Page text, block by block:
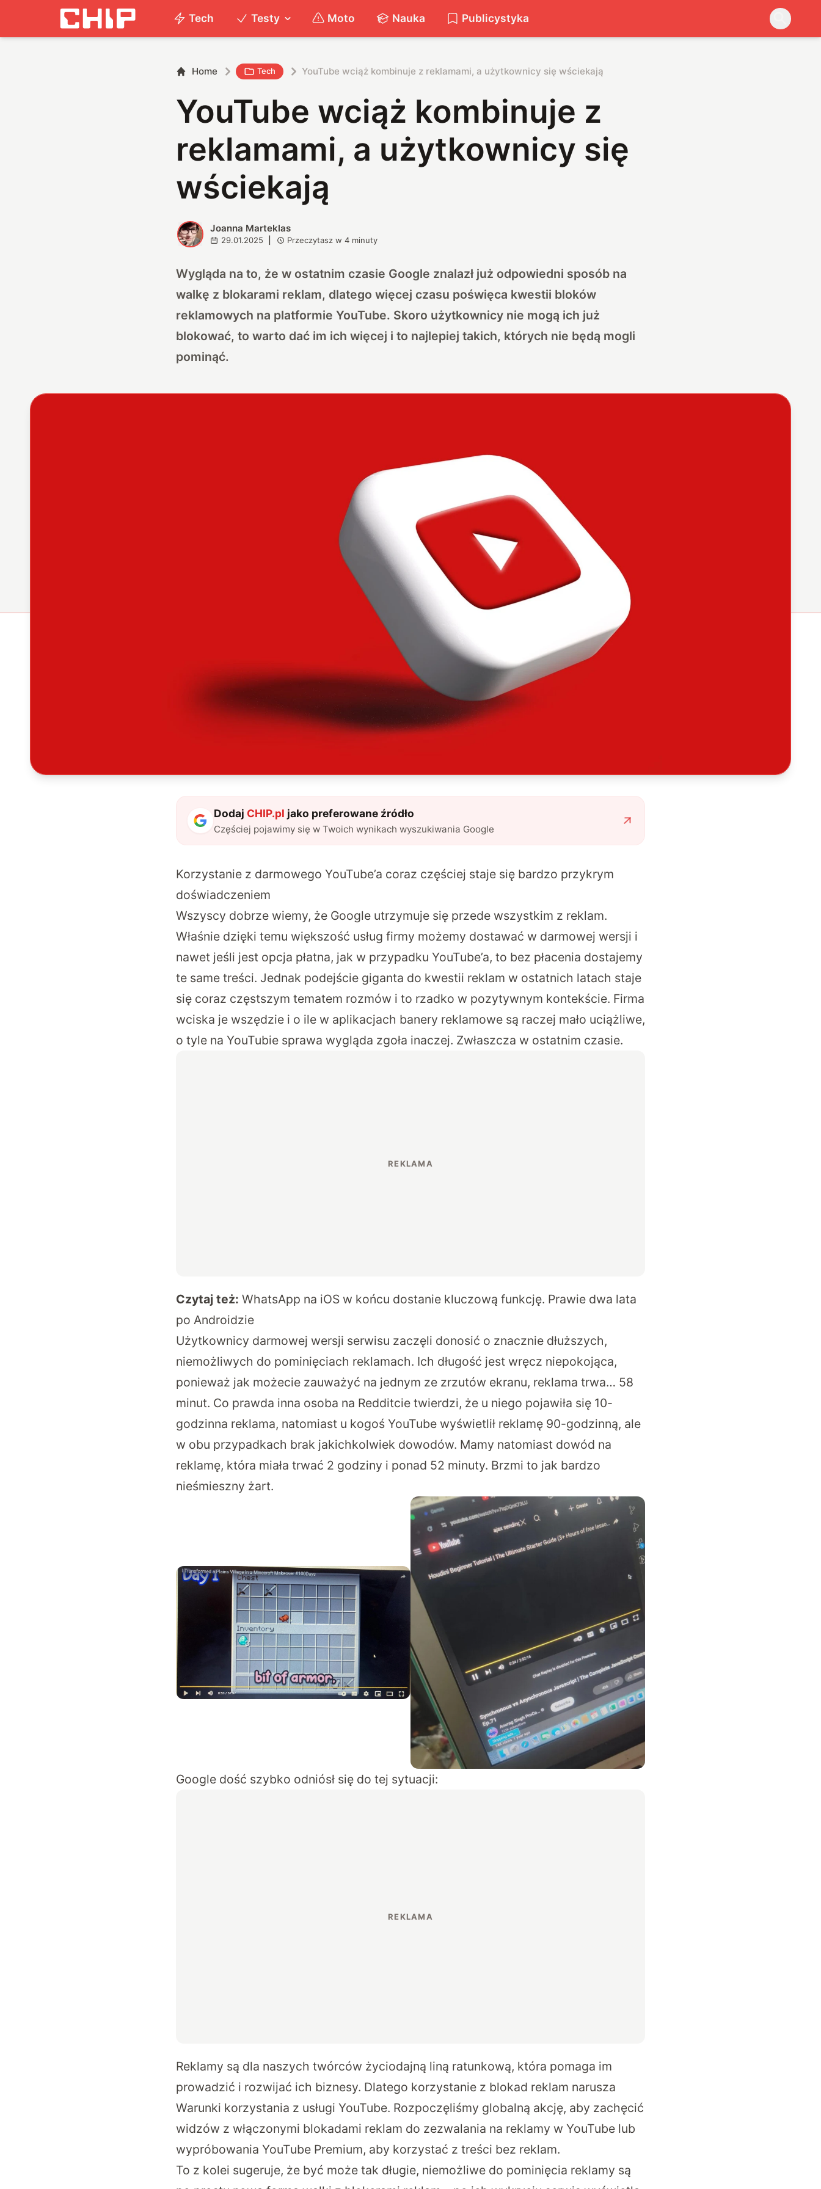
Tech Testy Moto Nauka Publicystyka
Home Tech YouTube wciąż kombinuje z reklamami, a użytkownicy się wściekają
YouTube wciąż kombinuje z
reklamami, a użytkownicy się
wściekają
J Joanna Marteklas
29.01.2025 Przeczytasz w4 minuty
Wygląda na to, że w ostatnim czasie Google znalazł już odpowiedni sposób na
walkę z blokarami reklam, dlatego więcej czasu poświęca kwestii bloków
reklamowych na platformie YouTube. Skoro użytkownicy nie mogą ich już
blokować, to warto dać im ich więcej i to najlepiej takich, których nie będą mogli
pominąć.
Dodaj CHIP.pl jako preferowane źródło
Częściej pojawimy się w Twoich wynikach wyszukiwania Google
Korzystanie z darmowego YouTube’a coraz częściej staje się bardzo przykrym
doświadczeniem
Wszyscy dobrze wiemy, że Google utrzymuje się przede wszystkim z reklam.
Właśnie dzięki temu większość usług firmy możemy dostawać w darmowej wersji i
nawet jeśli jest opcja płatna, jak w przypadku YouTube’a, to bez płacenia dostajemy
te same treści. Jednak podejście giganta do kwestii reklam w ostatnich latach staje
się coraz częstszym tematem rozmów i to rzadko w pozytywnym kontekście. Firma
wciska je wszędzie i o ile w aplikacjach banery reklamowe są raczej mało uciążliwe,
o tyle na YouTubie sprawa wygląda zgoła inaczej. Zwłaszcza w ostatnim czasie.
Czytaj też: WhatsApp na iOS w końcu dostanie kluczową funkcję. Prawie dwa lata
po Androidzie
Użytkownicy darmowej wersji serwisu zaczęli donosić o znacznie dłuższych,
niemożliwych do pominięciach reklamach. Ich długość jest wręcz niepokojąca,
ponieważ jak możecie zauważyć na jednym ze zrzutów ekranu, reklama trwa… 58
minut. Co prawda inna osoba na Redditcie twierdzi, że u niego pojawiła się 10-
godzinna reklama, natomiast u kogoś YouTube wyświetlił reklamę 90-godzinną, ale
w obu przypadkach brak jakichkolwiek dowodów. Mamy natomiast dowód na
reklamę, która miała trwać 2 godziny i ponad 52 minuty. Brzmi to jak bardzo
nieśmieszny żart.
Google dość szybko odniósł się do tej sytuacji:
Reklamy są dla naszych twórców życiodajną liną ratunkową, która pomaga im
prowadzić i rozwijać ich biznesy. Dlatego korzystanie z blokad reklam narusza
Warunki korzystania z usługi YouTube. Rozpoczęliśmy globalną akcję, aby zachęcić
widzów z włączonymi blokadami reklam do zezwalania na reklamy w YouTube lub
wypróbowania YouTube Premium, aby korzystać z treści bez reklam.
To z kolei sugeruje, że być może tak długie, niemożliwe do pominięcia reklamy są